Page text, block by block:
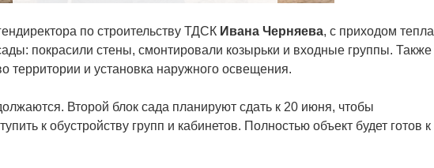
по строительству ТДСК Ивана Черняева, с приходом тепла
покрасили стены, смонтировали козырьки и входные группы. Также
территории и установка наружного освещения.
Второй блок сада планируют сдать к 20 июня, чтобы
к обустройству групп и кабинетов. Полностью объект будет готов к